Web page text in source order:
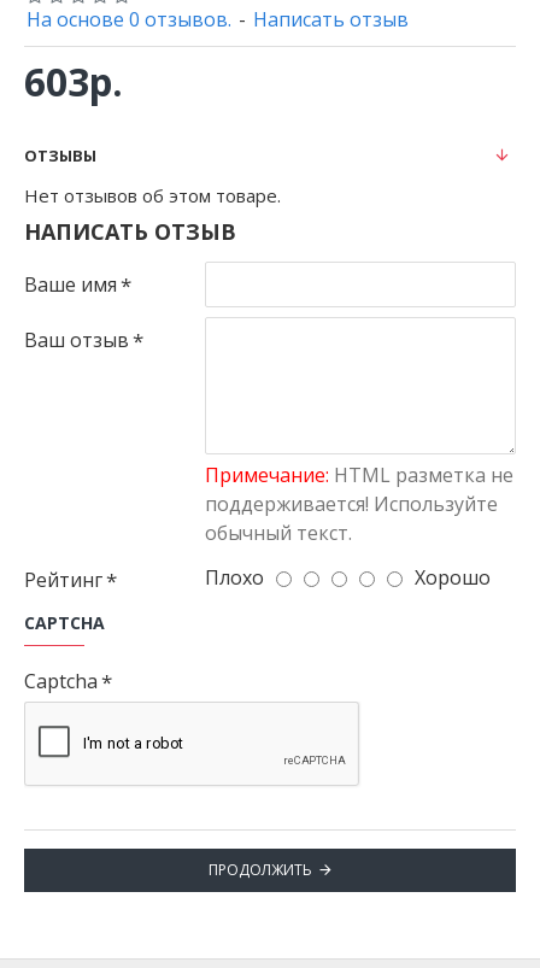
На основе 0 отзывов. - Написать отзыв
603р.
ОТЗЫВЫ
Нет отзывов об этом товаре.
НАПИСАТЬ ОТЗЫВ
Ваше имя
Ваш отзыв
Примечание: HTML разметка не
поддерживается! Используйте
обычный текст.
Рейтинг
Плохо Хорошо
CAPTCHA
Captcha
ПРОДОЛЖИТЬ